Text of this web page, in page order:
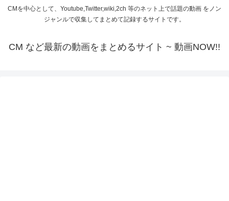
CMを中心として、Youtube,Twitter,wiki,2ch 等のネット上で話題の動画 をノン
ジャンルで収集してまとめて記録するサイトです。
CM など最新の動画をまとめるサイト ~ 動画NOW!!